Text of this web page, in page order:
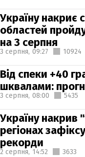
Україну накриє
областей
на 3 серпня
3 серпня, 09:27 10924
Від спеки +40
шквалами:
3 серпня, 08:00 5435
Україну накрив
регіонах
рекорди
2 серпня, 14:52 3633